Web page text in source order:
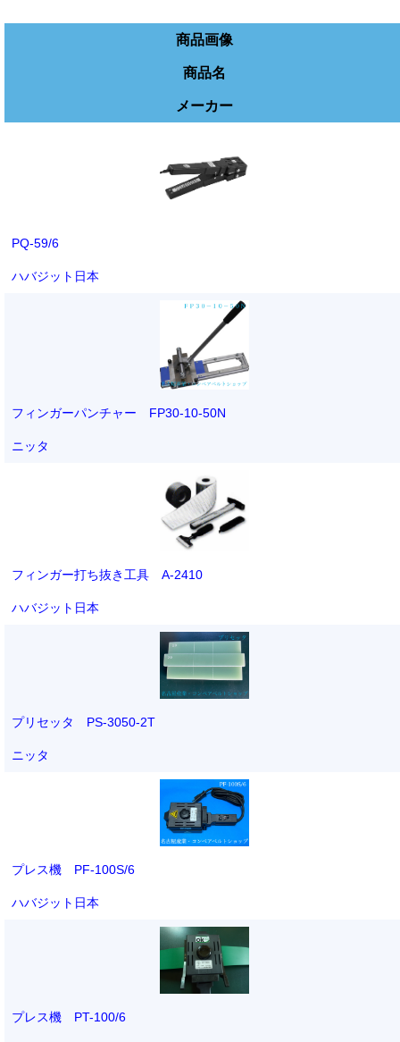
商品画像
商品名
メーカー
PQ-59/6
ハバジット日本
フィンガーパンチャー FP30-10-50N
ニッタ
フィンガー打ち抜き工具 A-2410
ハバジット日本
プリセッタ PS-3050-2T
ニッタ
プレス機 PF-100S/6
ハバジット日本
プレス機 PT-100/6